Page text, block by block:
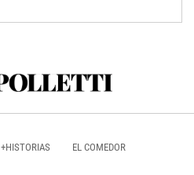
+HISTORIAS EL COMEDOR